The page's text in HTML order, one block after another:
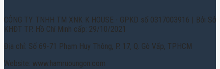
CÔNG TY TNHH TM XNK K HOUSE - GPKD số 0317003916 | Bởi Sở
KHĐT TP. Hồ Chí Minh cấp: 29/10/2021
Địa chỉ: Số 69-71 Phạm Huy Thông, P. 17, Q. Gò Vấp, TPHCM
Website: www.hamruoungon.com